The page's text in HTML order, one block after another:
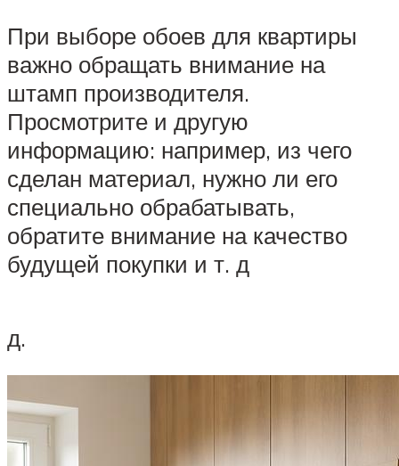
При выборе обоев для квартиры
важно обращать внимание на
штамп производителя.
Просмотрите и другую
информацию: например, из чего
сделан материал, нужно ли его
специально обрабатывать,
обратите внимание на качество
будущей покупки и т. д
д.